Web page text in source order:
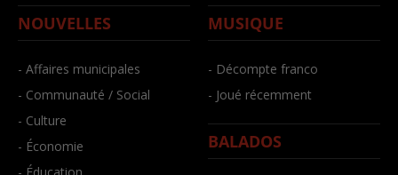
NOUVELLES
- Affaires municipales
- Communauté / Social
- Culture
- Économie
MUSIQUE
- Décompte franco
- Joué récemment
BALADOS